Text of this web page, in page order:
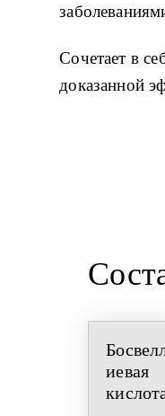
Сочетает в
доказанной
иевая